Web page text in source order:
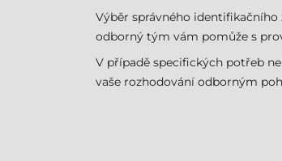
Výběr správného
odborný tým vám pomůže s
V případě specifických potřeb
vaše rozhodování odborným